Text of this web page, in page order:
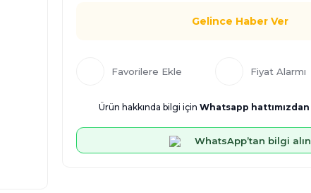
Gelince Haber Ver
Fiyat Alarmı
Ürün hakkında bilgi için Whatsapp hattımızdan
WhatsApp’tan bilgi alın